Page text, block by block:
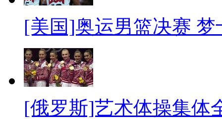
[美国]奥运男篮决赛
[俄罗斯]艺术体操集体